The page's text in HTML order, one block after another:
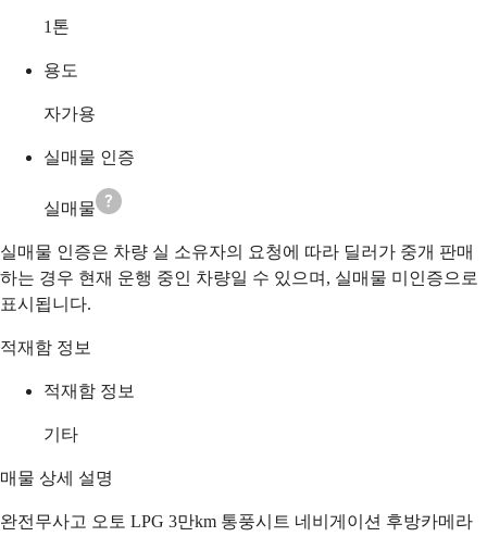
1 톤
용도
자가용
실매물 인증
실매물
실매물 인증은 차량 실 소유자의 요청에 따라 딜러가 중개 판매
하는 경우 현재 운행 중인 차량일 수 있으며, 실매물 미인증으로
표시됩니다.
적재함 정보
적재함 정보
기타
매물 상세 설명
완전무사고 오토 LPG 3만km 통풍시트 네비게이션 후방카메라